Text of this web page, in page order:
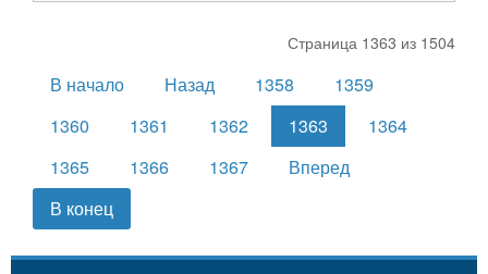
Страница 1363 из 1504
В начало Назад 1358
1359
1360
1361 1362 1363
1364
1365
1366 1367
Вперед
В конец